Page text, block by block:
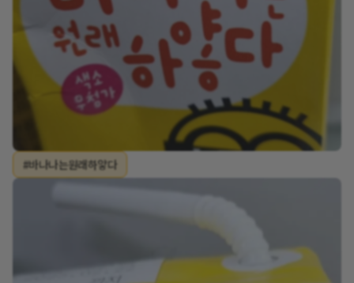
#바나나는원래하얗다